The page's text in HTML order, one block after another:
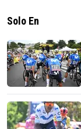
Solo En